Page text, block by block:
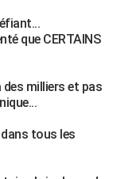
que CERTAINS
des milliers et pas
tous les